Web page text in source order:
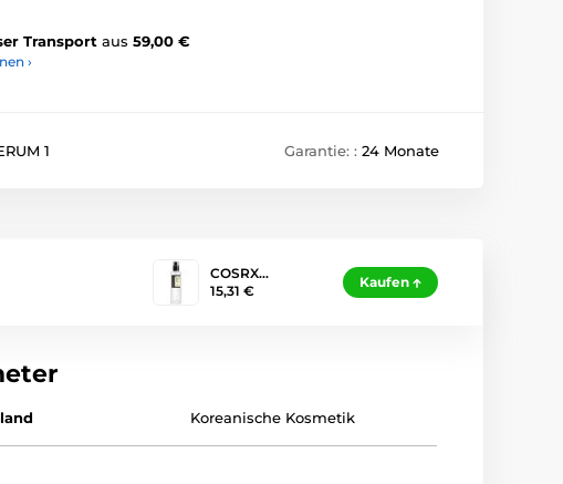
Transport aus 59,00 €
›
1 Garantie: : 24 Monate
COSRX…
15,31 €
Kaufen
Koreanische Kosmetik